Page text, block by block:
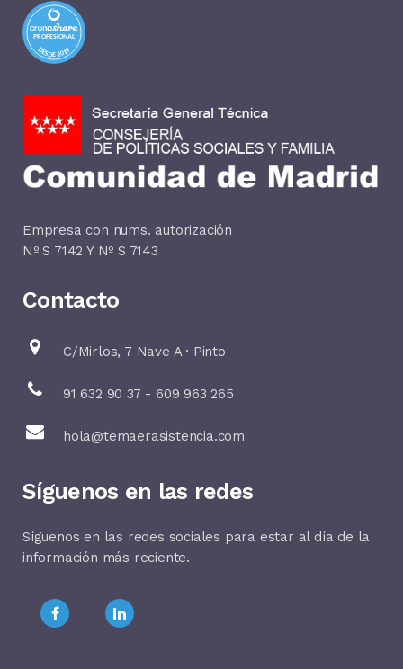
PROFESIONAL
DESDE 2019
Empresa con nums. autorización
Nº S 7142 Y Nº S 7143
Contacto
C/Mirlos, 7 Nave A · Pinto
91 632 90 37 - 609 963 265
hola@temaerasistencia.com
Síguenos en las redes
Síguenos en las redes sociales para estar al día de la
información más reciente.